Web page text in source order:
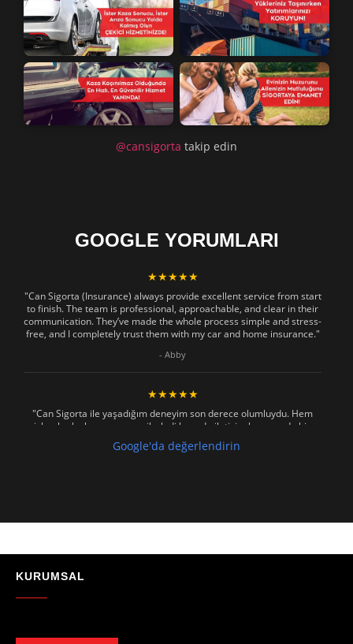
@cansigorta takip edin
GOOGLE YORUMLARI
★★★★★
"Can Sigorta (Insurance) always provide excellent service from start
to finish. The team is professional, approachable, and clear in their
communication. They’ve made the whole process simple and stress-
free, and I completely trust them with my car and home insurance."
- Abby
★★★★★
"Can Sigorta ile yaşadığım deneyim son derece olumluydu. Hem
işlemler hızlı ve sorunsuz ilerledi hem de iletişim konusunda hiç
zorlanmadım. Aradığımda ya da mesaj attığımda hemen dönüş
sağladılar, her soruma sabırla ve açıklayıcı bir şekilde yanıt verdiler.
"Absolutelly the best at the TRNC. Highly recommeded !!! Thank You
Google'da değerlendirin
KURUMSAL